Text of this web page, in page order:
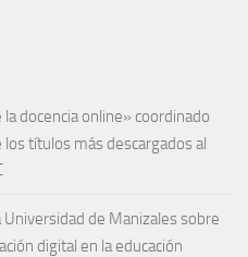
docencia online» coordinado
títulos más descargados al
de Manizales sobre
digital en la educación